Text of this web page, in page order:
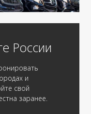
России
и
свой
заранее.